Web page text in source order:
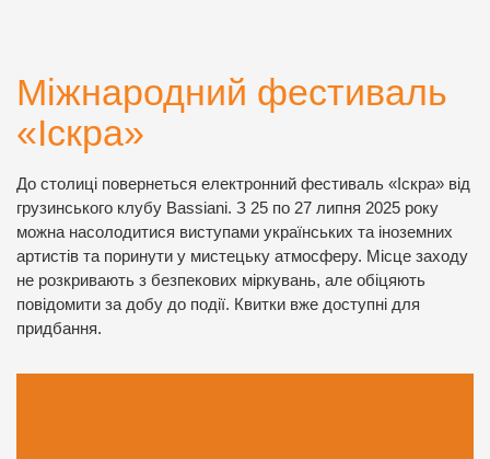
Міжнародний фестиваль
«Іскра»
До столиці повернеться електронний фестиваль «Іскра» від
грузинського клубу Bassiani. З 25 по 27 липня 2025 року
можна насолодитися виступами українських та іноземних
артистів та поринути у мистецьку атмосферу. Місце заходу
не розкривають з безпекових міркувань, але обіцяють
повідомити за добу до події. Квитки вже доступні для
придбання.